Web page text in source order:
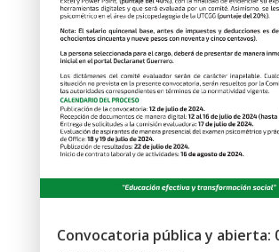
Convocatoria pública y abierta: